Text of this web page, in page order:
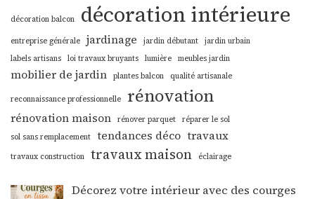
décoration balcon décoration intérieure
entreprise générale jardinage jardin débutant jardin urbain
labels artisans loi travaux bruyants lumière meubles jardin
mobilier de jardin plantes balcon qualité artisanale
reconnaissance professionnelle rénovation
rénovation maison rénover parquet réparer le sol
sol sans remplacement tendances déco travaux
travaux construction travaux maison éclairage
Décorez votre intérieur avec des courges